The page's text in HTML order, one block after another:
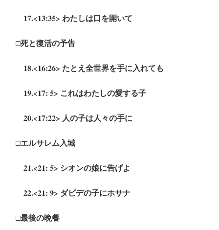
17.<13:35> わたしは口を開いて
□死と復活の予告
18.<16:26> たとえ全世界を手に入れても
19.<17: 5> これはわたしの愛する子
20.<17:22> 人の子は人々の手に
□エルサレム入城
21.<21: 5> シオンの娘に告げよ
22.<21: 9> ダビデの子にホサナ
□最後の晩餐